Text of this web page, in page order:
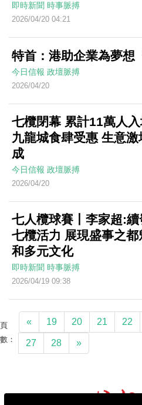
即時新聞 時事脈搏
2026/04/20 04:21
特首：港助企業為夢想
今日信報 政壇脈搏
2026/04/20
七欖閉幕 累計11萬人
九龍城食肆受惠 生意激
成
今日信報 政壇脈搏
2026/04/20
七人欖球賽丨李家超:續
七欖活力 展現盛事之都
和多元文化
即時新聞 時事脈搏
2026/04/19 09:38
頁
數：
« 19 20 21 22
27 28 »